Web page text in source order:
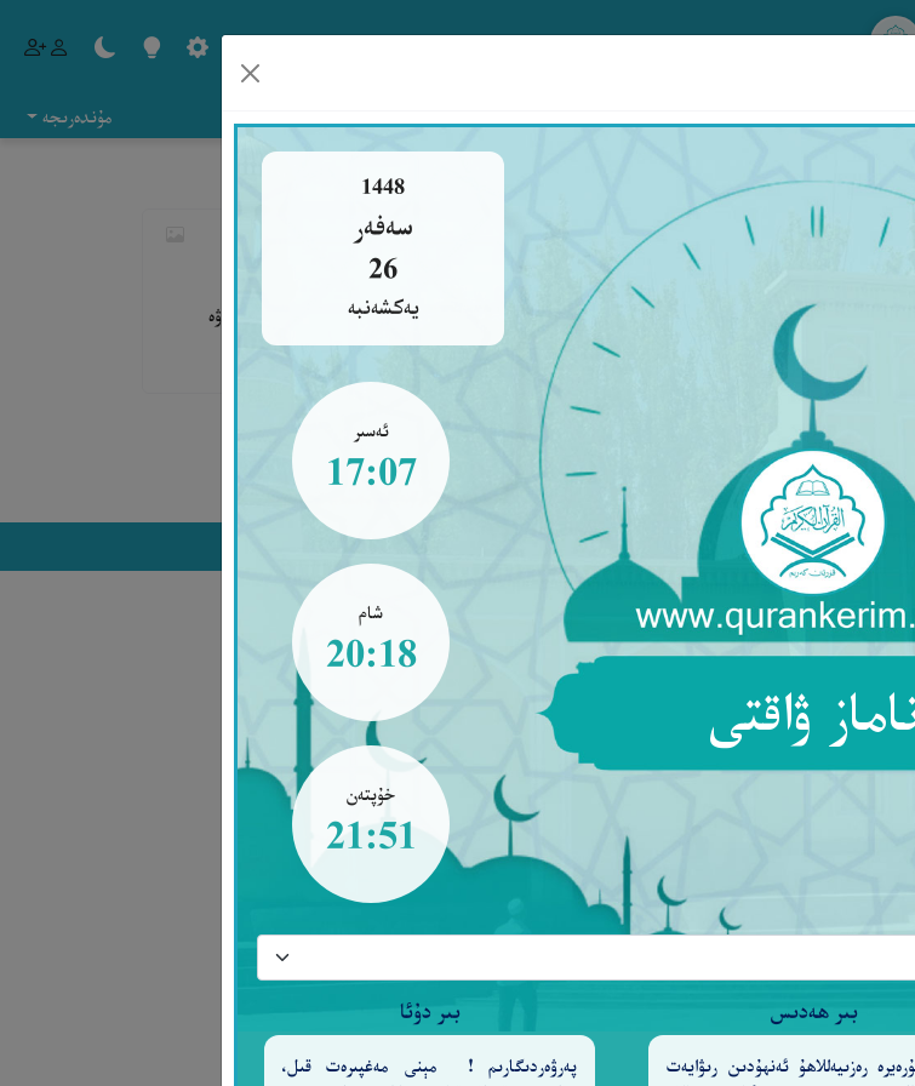
1448
سەفەر
26
يەكشەنبە
ۋاقتى
ئەسىر
17:07
شام
20:18
خۇپتەن
21:51
بىر ھەدىس
رەزىيەللاھۇ ئەنھۇدىن رىۋايەت
بىر دۇئا
پەرۋەردىگارىم ! مېنى مەغپىرەت قىل،
مۇندەرىجە
وَالإِسْلاَمِ، وَالتَّوْفِيقِ لِمَا تُحِبُّ رَبَّنَا وَتَرْضَى، رَبُّنَا وَرَبُّكَ اللَّهُ﴾
ئىمان - ئىسلام بىلەن، سەن ياخشى كۆرىدىغان، رازى بولىدىغان ئىشلارغا مۇۋەپپەق قىلغىن. بىزنىڭ ۋە
© Copyright 2026 Qurankerim.com |